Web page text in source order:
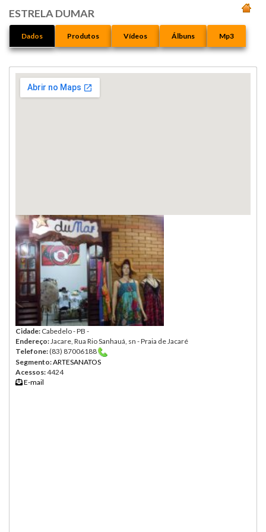
ESTRELA DUMAR
Dados
Exibir mapa ampliado
Cidade: Cabedelo - PB -
Endereço: Jacare, Rua Rio Sanhauá, sn - Praia de Jacaré
Telefone:(83) 87006188
Segmento:ARTESANATOS
Acessos:4424
E-mail
Produtos Vídeos Álbuns Mp3